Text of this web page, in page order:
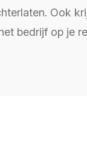
Ook
bedrijf op je